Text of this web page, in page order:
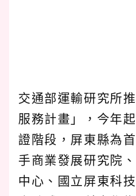
交通部運輸研究所
服務計畫」，今年
證階段，屏東縣為
手商業發展研究院
中心、國立屏東科